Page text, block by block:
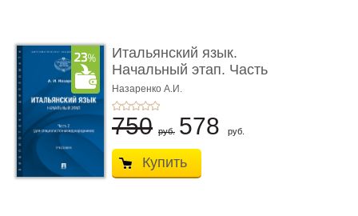
Итальянский язык.
Начальный этап. Часть
2. Учеб� ...
Назаренко А.И.
750 руб. 578 руб.
Купить